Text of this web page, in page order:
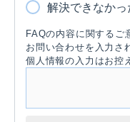
解決できなかっ
FAQの内容に関するご
お問い合わせを入力さ
個人情報の入力はお控